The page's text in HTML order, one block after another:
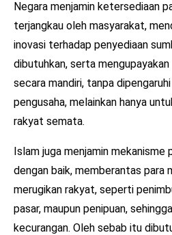
Negara menjamin ketersediaan
terjangkau oleh masyarakat,
inovasi terhadap penyediaan
dibutuhkan, serta
secara mandiri, tanpa
pengusaha, melainkan hanya
rakyat semata.
Islam juga menjamin mekanisme
dengan baik, memberantas para
merugikan rakyat, seperti
pasar, maupun penipuan,
kecurangan. Oleh sebab itu